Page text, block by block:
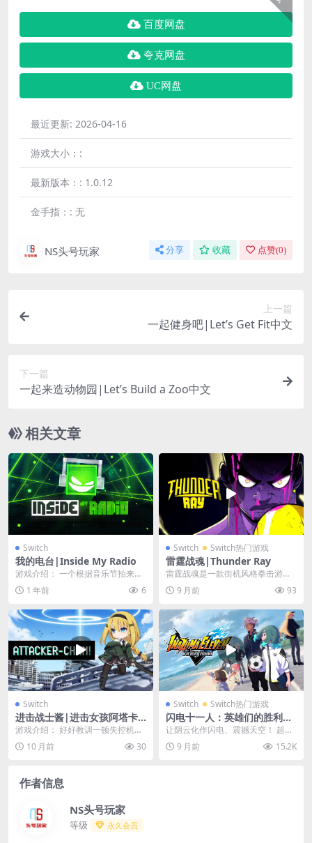
百度网盘
夸克网盘
UC网盘
最近更新: 2026-04-16
游戏大小：:
最新版本：: 1.0.12
金手指：: 无
NS头号玩家 分享 收藏 点赞(0)
上一篇
一起健身吧|Let’s Get Fit中文
下一篇
一起来造动物园|Let’s Build a Zoo中文
相关文章
Switch
我的电台|Inside My Radio
游戏介绍： 一个根据音乐节拍来玩
的平台动作游戏，非常巧妙的利用
了音乐和音效，游戏...
1 年前 6
Switch Switch热门游戏
雷霆战魂|Thunder Ray
雷霆战魂是一款街机风格拳击游
戏，采用复古玩法，包含血腥和暴
力元素。击败银河系中所...
9 月前 93
Switch
进击战士酱|进击女孩阿塔卡|
Attacker-chan中文
游戏介绍： 好好教训一顿失控机器
人！ 躲避卫星炮的射程冲向敌营 加
油！勇敢的战士...
10 月前 30
Switch Switch热门游戏
闪电十一人：英雄们的胜利之
路|Inazuma Eleven: Victory
让阴云化作闪电、震撼天空！ 超次
元足球 RPG 系列《闪电十一人》最
新作强势登场...
9 月前 15.2K
作者信息
NS头号玩家
等级 永久会员